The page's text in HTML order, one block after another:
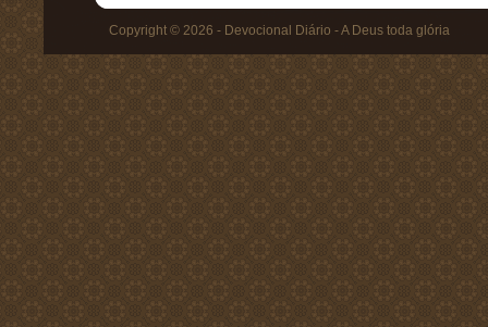
Copyright © 2026 - Devocional Diário - A Deus toda glória